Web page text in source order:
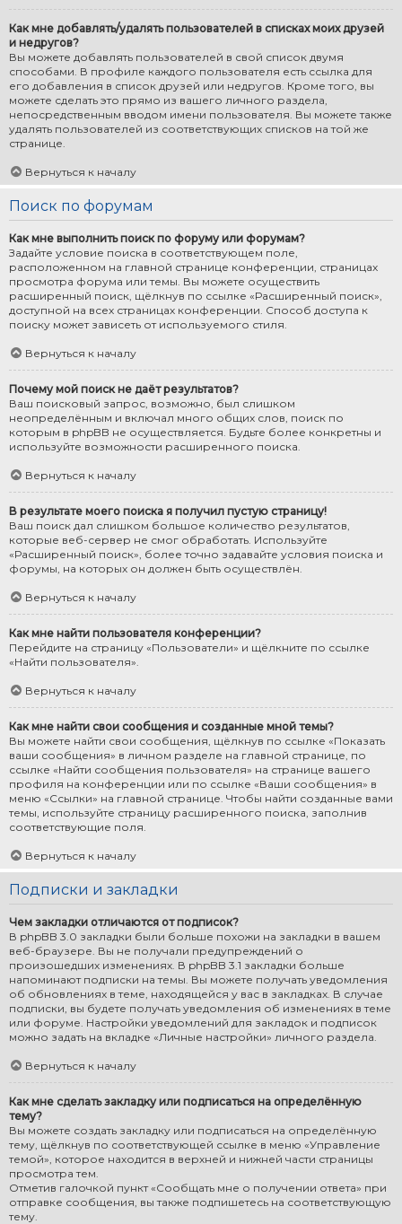
Как мне добавлять/удалять пользователей в списках моих друзей
и недругов?
Вы можете добавлять пользователей в свой список двумя
способами. В профиле каждого пользователя есть ссылка для
его добавления в список друзей или недругов. Кроме того, вы
можете сделать это прямо из вашего личного раздела,
непосредственным вводом имени пользователя. Вы можете также
удалять пользователей из соответствующих списков на той же
странице.
Вернуться к началу
Поиск по форумам
Как мне выполнить поиск по форуму или форумам?
Задайте условие поиска в соответствующем поле,
расположенном на главной странице конференции, страницах
просмотра форума или темы. Вы можете осуществить
расширенный поиск, щёлкнув по ссылке «Расширенный поиск»,
доступной на всех страницах конференции. Способ доступа к
поиску может зависеть от используемого стиля.
Вернуться к началу
Почему мой поиск не даёт результатов?
Ваш поисковый запрос, возможно, был слишком
неопределённым и включал много общих слов, поиск по
которым в phpBB не осуществляется. Будьте более конкретны и
используйте возможности расширенного поиска.
Вернуться к началу
В результате моего поиска я получил пустую страницу!
Ваш поиск дал слишком большое количество результатов,
которые веб-сервер не смог обработать. Используйте
«Расширенный поиск», более точно задавайте условия поиска и
форумы, на которых он должен быть осуществлён.
Вернуться к началу
Как мне найти пользователя конференции?
Перейдите на страницу «Пользователи» и щёлкните по ссылке
«Найти пользователя».
Вернуться к началу
Как мне найти свои сообщения и созданные мной темы?
Вы можете найти свои сообщения, щёлкнув по ссылке «Показать
ваши сообщения» в личном разделе на главной странице, по
ссылке «Найти сообщения пользователя» на странице вашего
профиля на конференции или по ссылке «Ваши сообщения» в
меню «Ссылки» на главной странице. Чтобы найти созданные вами
темы, используйте страницу расширенного поиска, заполнив
соответствующие поля.
Вернуться к началу
Подписки и закладки
Чем закладки отличаются от подписок?
В phpBB 3.0 закладки были больше похожи на закладки в вашем
веб-браузере. Вы не получали предупреждений о
произошедших изменениях. В phpBB 3.1 закладки больше
напоминают подписки на темы. Вы можете получать уведомления
об обновлениях в теме, находящейся у вас в закладках. В случае
подписки, вы будете получать уведомления об изменениях в теме
или форуме. Настройки уведомлений для закладок и подписок
можно задать на вкладке «Личные настройки» личного раздела.
Вернуться к началу
Как мне сделать закладку или подписаться на определённую
тему?
Вы можете создать закладку или подписаться на определённую
тему, щёлкнув по соответствующей ссылке в меню «Управление
темой», которое находится в верхней и нижней части страницы
просмотра тем.
Отметив галочкой пункт «Сообщать мне о получении ответа» при
отправке сообщения, вы также подпишетесь на соответствующую
тему.